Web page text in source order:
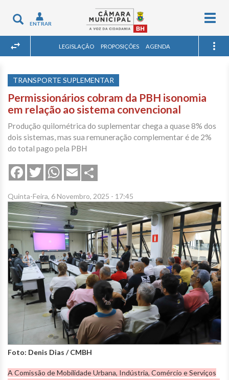
Toggle
navigation
ENTRAR
LEGISLAÇÃO PROPOSIÇÕES AGENDA
TRANSPORTE SUPLEMENTAR
Permissionários cobram da PBH isonomia
em relação ao sistema convencional
Produção quilométrica do suplementar chega a quase 8% dos
dois sistemas, mas sua remuneração complementar é de 2%
do total pago pela PBH
FacebookTwitterWhatsApp
Email
Quinta-Feira, 6 Novembro, 2025 - 17:45
Foto: Denis Dias / CMBH
A Comissão de Mobilidade Urbana, Indústria, Comércio e Serviços